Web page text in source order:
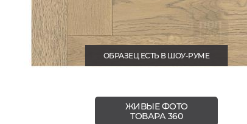
ОБРАЗЕЦ ЕСТЬ В ШОУ-РУМЕ
ЖИВЫЕ ФОТО
ТОВАРА 360